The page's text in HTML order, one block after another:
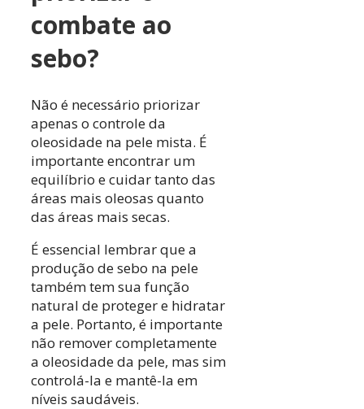
combate ao
sebo?
Não é necessário priorizar
apenas o controle da
oleosidade na pele mista. É
importante encontrar um
equilíbrio e cuidar tanto das
áreas mais oleosas quanto
das áreas mais secas.
É essencial lembrar que a
produção de sebo na pele
também tem sua função
natural de proteger e hidratar
a pele. Portanto, é importante
não remover completamente
a oleosidade da pele, mas sim
controlá-la e mantê-la em
níveis saudáveis.